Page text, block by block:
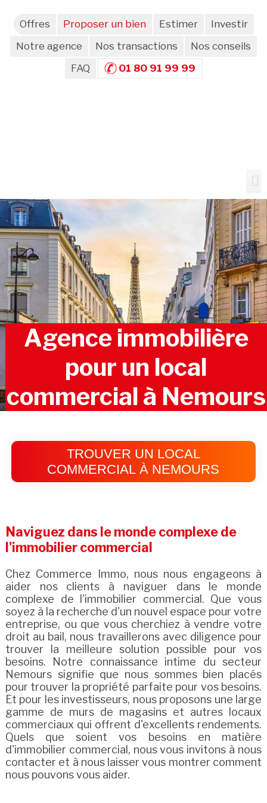
Offres Proposer un bien Estimer
Investir
Notre agence
Nos transactions
Nos conseils
FAQ
01 80 91 99 99
Agence immobilière
pour un local
commercial à Nemours
TROUVER UN LOCAL
COMMERCIAL À NEMOURS
Naviguez dans le monde complexe de
l'immobilier commercial
Chez Commerce Immo, nous nous engageons à
aider nos clients à naviguer dans le monde
complexe de l'immobilier commercial. Que vous
soyez à la recherche d'un nouvel espace pour votre
entreprise, ou que vous cherchiez à vendre votre
droit au bail, nous travaillerons avec diligence pour
trouver la meilleure solution possible pour vos
besoins. Notre connaissance intime du secteur
Nemours signifie que nous sommes bien placés
pour trouver la propriété parfaite pour vos besoins.
Et pour les investisseurs, nous proposons une large
gamme de murs de magasins et autres locaux
commerciaux qui offrent d'excellents rendements.
Quels que soient vos besoins en matière
d'immobilier commercial, nous vous invitons à nous
contacter et à nous laisser vous montrer comment
nous pouvons vous aider.